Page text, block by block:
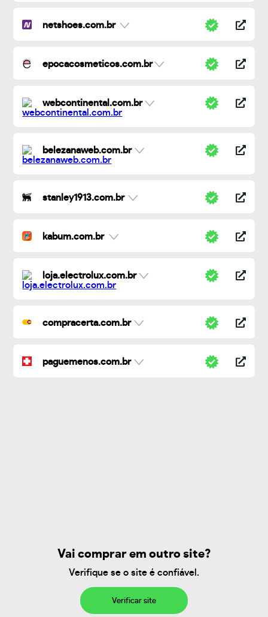
netshoes.com.br
epocacosmeticos.com.br
webcontinental.com.br
belezanaweb.com.br
stanley1913.com.br
kabum.com.br
loja.electrolux.com.br
compracerta.com.br
paguemenos.com.br
Vai comprar em outro site?
Verifique se o site é confiável.
Verificar site